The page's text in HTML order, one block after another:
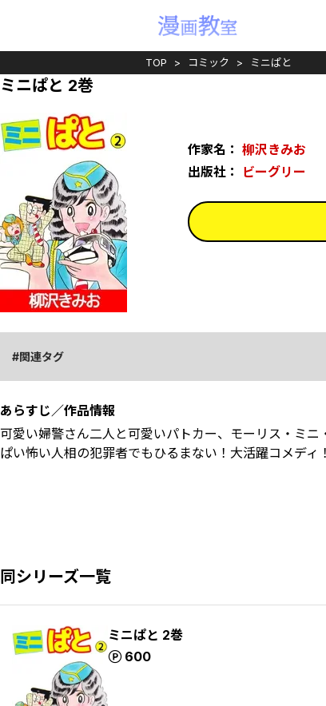
TOP コミック ミニぱと
ミニぱと 2巻
作家名： 柳沢きみお
出版社： ビーグリー
関連タグ
あらすじ／作品情報
可愛い婦警さん二人と可愛いパトカー、モーリス・ミ
ぱい怖い人相の犯罪者でもひるまない！大活躍コメディ
同シリーズ一覧
ミニぱと 2巻
600
ポイント